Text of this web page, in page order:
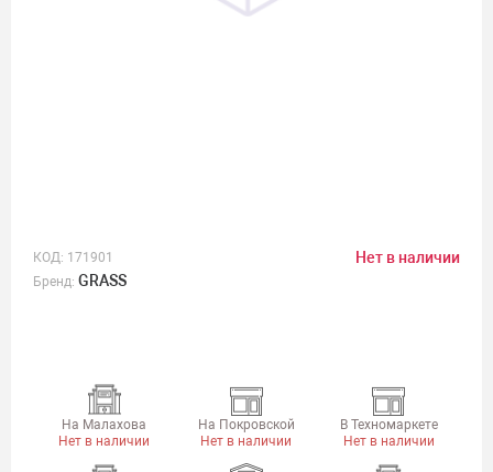
КОД: 171901 Нет в наличии
Бренд: GRASS
На Малахова
Нет в наличии
На Покровской
Нет в наличии
В Техномаркете
Нет в наличии